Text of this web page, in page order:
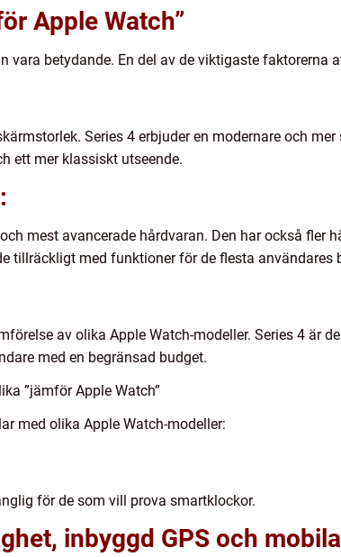
Apple Watch”
vara betydande. En del av de viktigaste faktorerna
Series 4 erbjuder en modernare och
ett mer klassiskt utseende.
mest avancerade hårdvaran. Den har också fler
tillräckligt med funktioner för de flesta användares
av olika Apple Watch-modeller. Series 4 är
med en begränsad budget.
”jämför Apple Watch”
med olika Apple Watch-modeller:
för de som vill prova smartklockor.
inbyggd GPS och